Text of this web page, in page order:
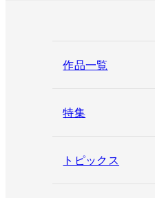
作品一覧
特集
トピックス